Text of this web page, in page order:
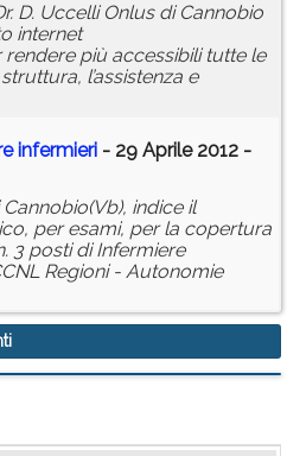
D. Uccelli Onlus di Cannobio
internet
rendere più accessibili tutte le
l’assistenza e
infermieri - 29 Aprile 2012 -
indice il
per esami, per la copertura
3 posti di Infermiere
Regioni - Autonomie